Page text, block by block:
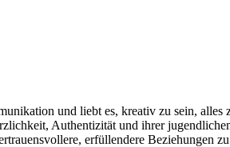
und liebt es, kreativ zu sein,
Authentizität und ihrer
erfüllendere Beziehungen